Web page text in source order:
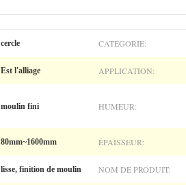
cercle CATÉGORIE:
Est l'alliage APPLICATION:
moulin fini HUMEUR:
80mm~1600mm ÉPAISSEUR:
lisse, finition de moulin NOM DE PRODUIT: